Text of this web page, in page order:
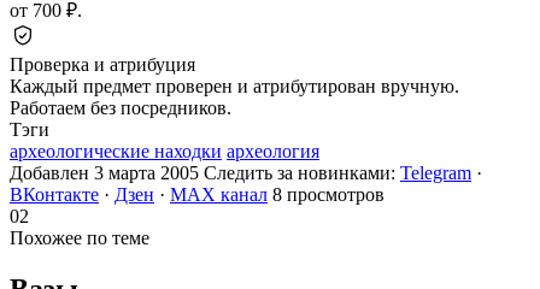
от 700 ₽.
Проверка и атрибуция
Каждый предмет проверен и атрибутирован вручную.
Работаем без посредников.
Тэги
археологические находки археология
Добавлен 3 марта 2005 Следить за новинками: Telegram ·
ВКонтакте · Дзен · MAX канал 8 просмотров
02
Похожее по теме